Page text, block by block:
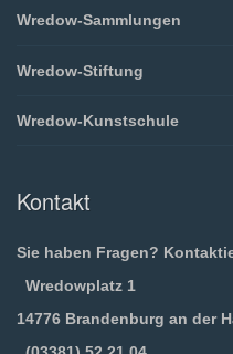
Wredow-Sammlungen
Wredow-Stiftung
Wredow-Kunstschule
Kontakt
Sie haben Fragen?
Wredowplatz 1
14776 Brandenburg an der